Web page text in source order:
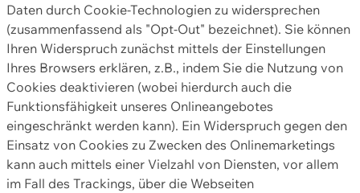
Daten durch Cookie-Technologien zu widersprechen
(zusammenfassend als "Opt-Out" bezeichnet). Sie können
Ihren Widerspruch zunächst mittels der Einstellungen
Ihres Browsers erklären, z.B., indem Sie die Nutzung von
Cookies deaktivieren (wobei hierdurch auch die
Funktionsfähigkeit unseres Onlineangebotes
eingeschränkt werden kann). Ein Widerspruch gegen den
Einsatz von Cookies zu Zwecken des Onlinemarketings
kann auch mittels einer Vielzahl von Diensten, vor allem
im Fall des Trackings, über die Webseiten